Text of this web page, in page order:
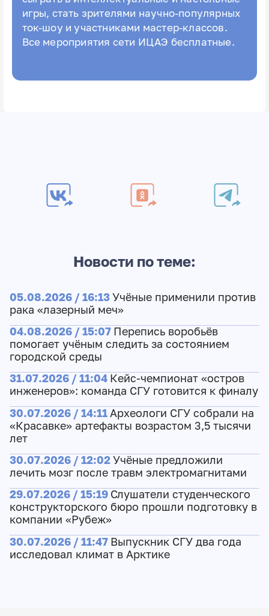
игры, стать зрителями научно-популярных
ток-шоу и участниками мастер-классов.
Все мероприятия сети ИЦАЭ бесплатные.
Новости по теме:
05.08.2026 / 16:13Учёные применили против
рака «лазерный меч»
04.08.2026 / 15:07 Перепись воробьёв
помогает учёным следить за состоянием
городской среды
31.07.2026 / 11:04 Кейс-чемпионат «остров
инженеров»: команда СГУ готовится к финалу
30.07.2026 / 14:11 Археологи СГУ собрали на
«Красавке» артефакты возрастом 3,5 тысячи
лет
30.07.2026 / 12:02Учёные предложили
лечить мозг после травм электромагнитами
29.07.2026 / 15:19 Слушатели студенческого
конструкторского бюро прошли подготовку в
компании «Рубеж»
30.07.2026 / 11:47 Выпускник СГУ два года
исследовал климат в Арктике